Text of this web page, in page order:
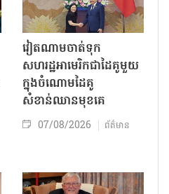
វៀតណាមចាត់ទុក
សហរដ្ឋអាមេរិកជាដៃគូមួយ
ក្នុងចំណោមដៃគូ
សំខាន់ឈានមុខគេ
07/08/2026 ព័ត៌មាន